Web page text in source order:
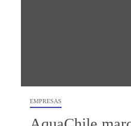
EMPRESAS